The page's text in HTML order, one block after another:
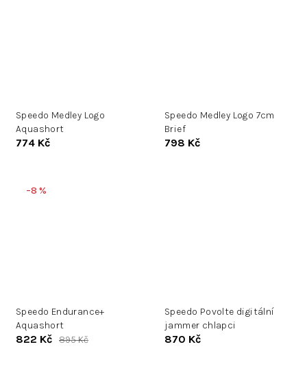
Speedo Medley Logo
Aquashort
774 Kč
Speedo Medley Logo 7cm
Brief
798 Kč
–8 %
Speedo Endurance+
Aquashort
822 Kč 895 Kč
Speedo Povolte digitální
jammer chlapci
870 Kč